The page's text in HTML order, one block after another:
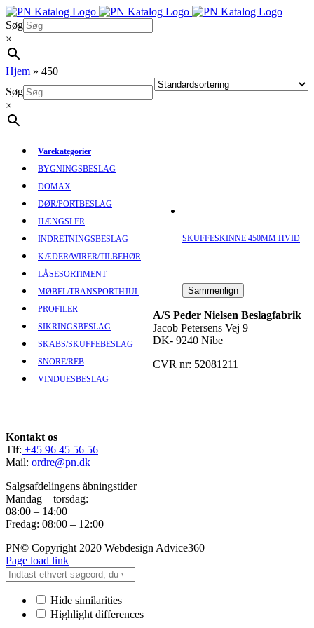
Skip
to
content
Søg
×
Hjem » 450
SKUFFESKINNE 450MM HVID
Sammenlign
Søg
×
Varekategorier
BYGNINGSBESLAG
DOMAX
DØR/PORTBESLAG
HÆNGSLER
INDRETNINGSBESLAG
KÆDER/WIRER/TILBEHØR
LÅSESORTIMENT
MØBEL/TRANSPORTHJUL
PROFILER
SIKRINGSBESLAG
SKABS/SKUFFEBESLAG
SNORE/REB
VINDUESBESLAG
A/S Peder Nielsen Beslagfabrik
Jacob Petersens Vej 9
DK- 9240 Nibe
CVR nr: 52081211
Kontakt os
Tlf: +45 96 45 56 56
Mail: ordre@pn.dk
Salgsafdelingens åbningstider
Mandag – torsdag:
08:00 – 14:00
Fredag: 08:00 – 12:00
PN© Copyright 2020 Webdesign Advice360
Page load link
Hide similarities
Highlight differences